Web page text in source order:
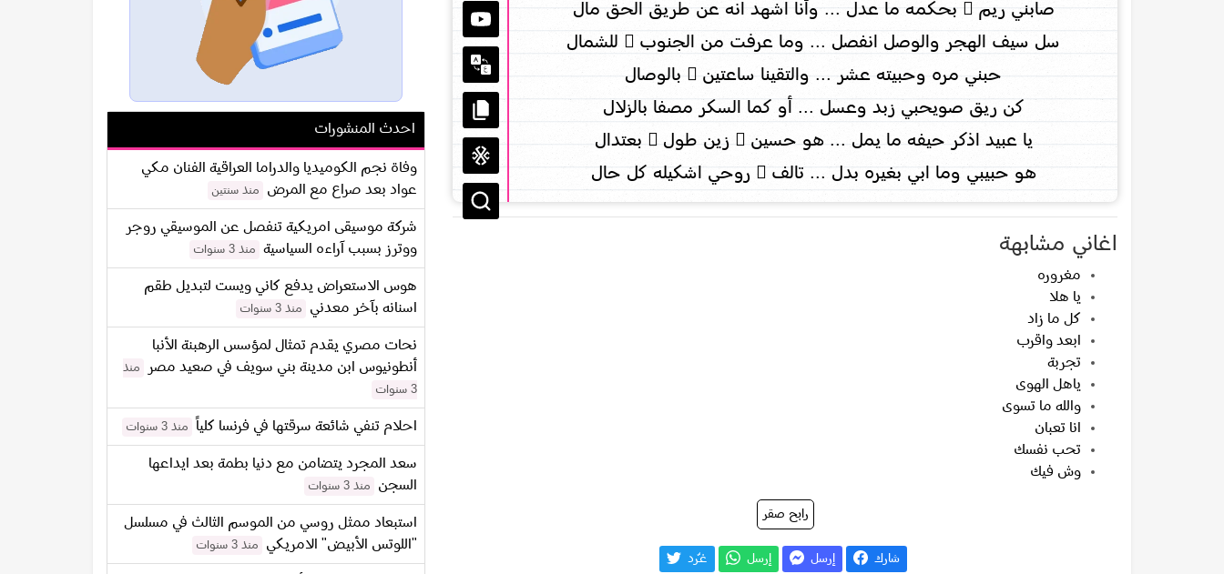
صابني ريم ٍ بحكمه ما عدل ... وأنا اشهد انه عن طريق الحق مال
سل سيف الهجر والوصل انفصل ... وما عرفت من الجنوب ِ للشمال
حبني مره وحبيته عشر ... والتقينا ساعتين ٍ بالوصال
كن ريق صويحبي زبد وعسل ... أو كما السكر مصفا بالزلال
يا عبيد اذكر حيفه ما يمل ... هو حسين ٍ زين طول ٍ بعتدال
هو حبيبي وما ابي بغيره بدل ... تالف ٍ روحي اشكيله كل حال
اغاني مشابهة
مغروره
يا هلا
كل ما زاد
ابعد واقرب
تجربة
ياهل الهوى
والله ما تسوى
انا تعبان
تحب نفسك
وش فيك
رابح صقر
شارك إرسل إرسل غـّرد
احدث المنشورات
وفاة نجم الكوميديا والدراما العراقية الفنان مكي
عواد بعد صراع مع المرض
منذ سنتين
شركة موسيقى امريكية تنفصل عن الموسيقي روجر
ووترز بسبب آراءه السياسية
منذ 3 سنوات
هوس الاستعراض يدفع كاني ويست لتبديل طقم
اسنانه بآخر معدني
منذ 3 سنوات
نحات مصري يقدم تمثال لمؤسس الرهبنة الأنبا
أنطونيوس ابن مدينة بني سويف في صعيد مصر
منذ
3 سنوات
احلام تنفي شائعة سرقتها في فرنسا كلياً منذ 3 سنوات
سعد المجرد يتضامن مع دنيا بطمة بعد ايداعها
السجن
منذ 3 سنوات
استبعاد ممثل روسي من الموسم الثالث في مسلسل
"اللوتس الأبيض" الامريكي
منذ 3 سنوات